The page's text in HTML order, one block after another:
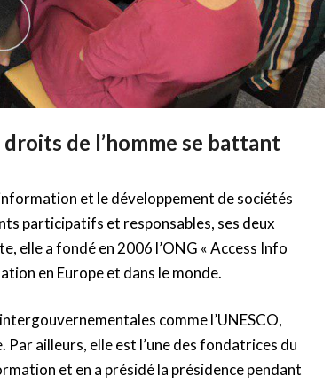
de l’homme se battant
et le développement de sociétés
participatifs et responsables, ses deux
elle a fondé en 2006 l’ONG « Access Info
en Europe et dans le monde.
comme l’UNESCO,
Par ailleurs, elle est l’une des fondatrices du
et en a présidé la présidence pendant